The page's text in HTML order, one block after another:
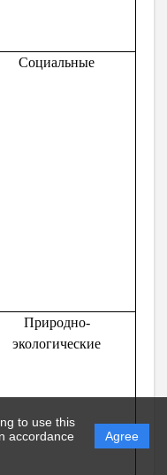
to use this
accordance
Agree
Социальные
Природно-
экологические